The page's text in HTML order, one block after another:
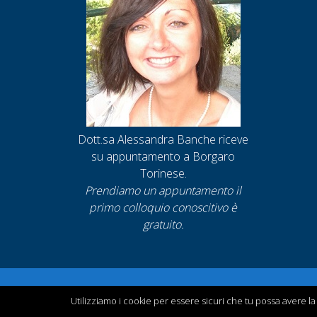
Dott.sa Alessandra Banche riceve
su appuntamento a Borgaro
Torinese.
Prendiamo un appuntamentoil
primo colloquio conoscitivo è
gratuito.
Utilizziamo i cookie per essere sicuri che tu possa avere